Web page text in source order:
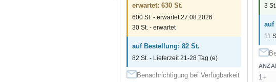
erwartet: 630 St.
600 St. - erwartet 27.08.2026
30 St. - erwartet
auf Bestellung: 82 St.
82 St. - Lieferzeit 21-28 Tag (e)
Benachrichtigung bei Verfügbarkeit
3
auf
11
1+